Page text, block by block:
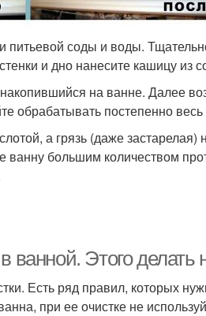
питьевой соды и воды.
и дно нанесите кашицу из
на ванне. Далее
обрабатывать постепенно
а грязь (даже застарелая)
большим количеством
ванной. Этого делать
Есть ряд правил, которых
при ее очистке не